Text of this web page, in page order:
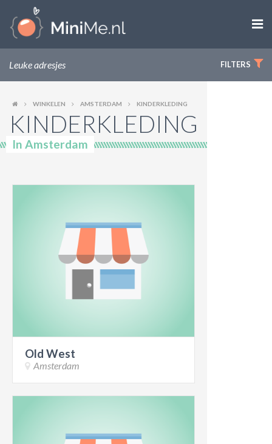

ZWANGER WORDEN
BABY
DOEN MET KINDEREN
ACTIES & KORTING
Leuke adresjes FILTERS
WINKELEN AMSTERDAM KINDERKLEDING
KINDERKLEDING
In Amsterdam
Old West
Amsterdam